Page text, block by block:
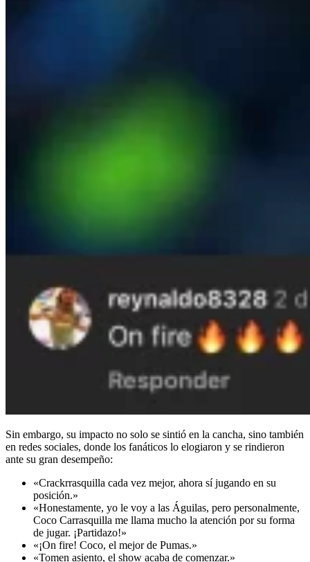
Sin embargo, su impacto no solo se sintió en la cancha, sino también
en redes sociales, donde los fanáticos lo elogiaron y se rindieron
ante su gran desempeño:
«Crackrrasquilla cada vez mejor, ahora sí jugando en su
posición.»
«Honestamente, yo le voy a las Águilas, pero personalmente,
Coco Carrasquilla me llama mucho la atención por su forma
de jugar. ¡Partidazo!»
«¡On fire! Coco, el mejor de Pumas.»
«Tomen asiento, el show acaba de comenzar.»